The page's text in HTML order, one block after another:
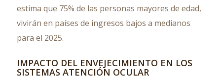
estima que 75% de las personas mayores de edad,
vivirán en países de ingresos bajos a medianos
para el 2025.
IMPACTO DEL ENVEJECIMIENTO EN LOS
SISTEMAS ATENCIÓN OCULAR